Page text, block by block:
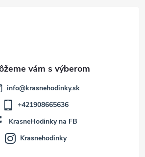
info@krasnehodinky.sk
+421908665636
KrasneHodinky na FB
Krasnehodinky